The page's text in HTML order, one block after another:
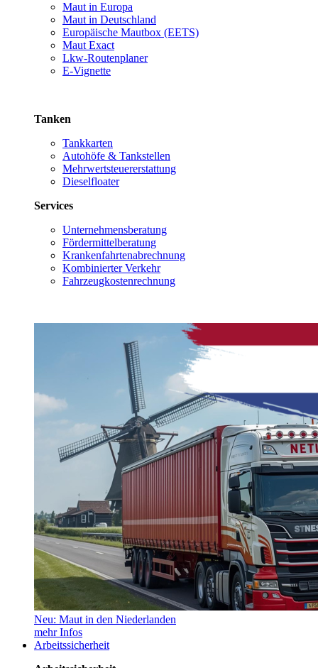
Maut in Europa
Maut in Deutschland
Europäische Mautbox (EETS)
Maut Exact
Lkw-Routenplaner
E-Vignette
Tanken
Tankkarten
Autohöfe & Tankstellen
Mehrwertsteuererstattung
Dieselfloater
Services
Unternehmensberatung
Fördermittelberatung
Krankenfahrtenabrechnung
Kombinierter Verkehr
Fahrzeugkostenrechnung
Neu: Maut in den Niederlanden
mehr Infos
Arbeitssicherheit